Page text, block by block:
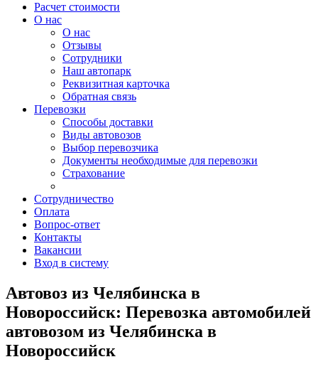
Расчет стоимости
О нас
О нас
Отзывы
Сотрудники
Наш автопарк
Реквизитная карточка
Обратная связь
Перевозки
Способы доставки
Виды автовозов
Выбор перевозчика
Документы необходимые для перевозки
Страхование
Сотрудничество
Оплата
Вопрос-ответ
Контакты
Вакансии
Вход в систему
Автовоз из Челябинска в
Новороссийск: Перевозка автомобилей
автовозом из Челябинска в
Новороссийск